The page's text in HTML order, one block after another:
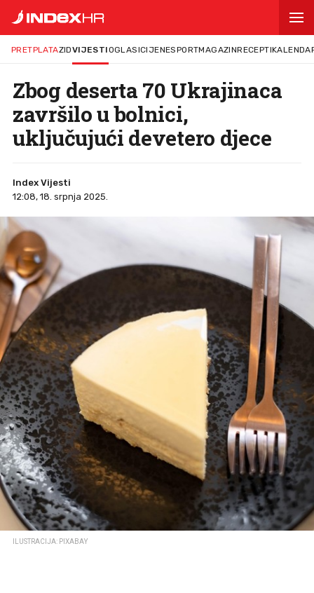
PRETPLATAZIDVIJESTIOGLASICIJENESPORTMAGAZINRECEPTI
Zbog deserta 70 Ukrajinaca
završilo u bolnici,
uključujući devetero djece
Index Vijesti
12:08, 18. srpnja 2025.
ILUSTRACIJA: PIXABAY